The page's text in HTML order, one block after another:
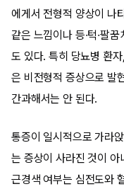
에게서 전형적 양상이 나
같은 느낌이나 등·턱·팔
도 있다. 특히 당뇨병 환
은 비전형적 증상으로 발
간과해서는 안 된다.
통증이 일시적으로 가라
는 증상이 사라진 것이 아
근경색 여부는 심전도와